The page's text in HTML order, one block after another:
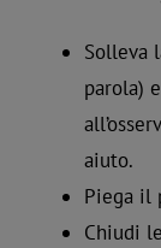
Solleva
parola)
aiuto.
Piega il
Chiudi